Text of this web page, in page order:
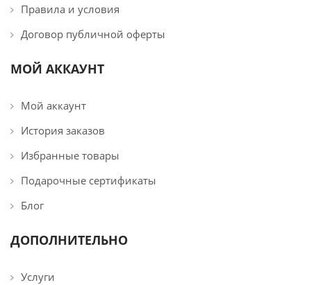
Правила и условия
Договор публичной оферты
МОЙ АККАУНТ
Мой аккаунт
История заказов
Избранные товары
Подарочные сертификаты
Блог
ДОПОЛНИТЕЛЬНО
Услуги